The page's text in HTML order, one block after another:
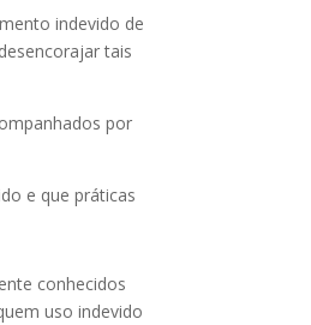
indevido de
tais
por
e que práticas
conhecidos
uso indevido